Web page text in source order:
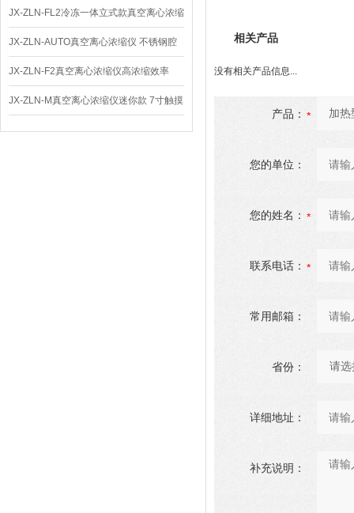
JX-ZLN-FL2冷冻一体立式款真空离心浓缩
仪 低温功能
JX-ZLN-AUTO真空离心浓缩仪 不锈钢腔
体
JX-ZLN-F2真空离心浓缩仪高浓缩效率
JX-ZLN-M真空离心浓缩仪迷你款 7寸触摸
屏
相关产品
没有相关产品信息...
产品：
您的单位：
您的姓名：
联系电话：
常用邮箱：
省份：
详细地址：
补充说明：